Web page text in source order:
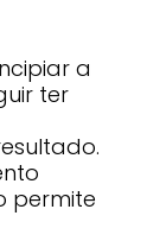
a
ter
permite